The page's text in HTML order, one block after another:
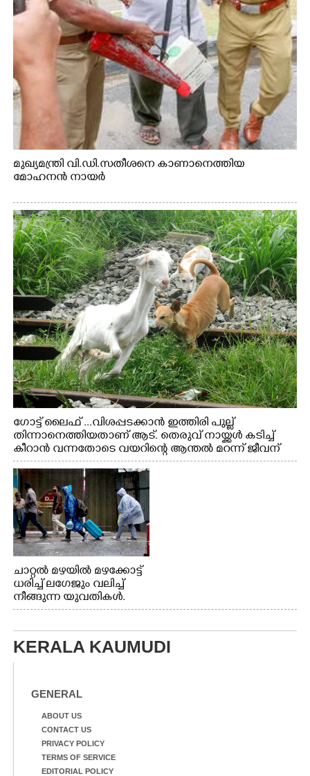
മുഖ്യമന്ത്രി വി.ഡി.സതീശനെ കാണാനെത്തിയ
മോഹനൻ നായർ
ഗോട്ട് ലൈഫ് ...വിശപ്പടക്കാൻ ഇത്തിരി പുല്ല്
തിന്നാനെത്തിയതാണ് ആട്. തെരുവ് നായ്ക്കൾ കടിച്ച്
കീറാൻ വന്നതോടെ വയറിന്റെ ആന്തൽ മറന്ന് ജീവന്
വേണ്ടിയായി ഓട്ടം. എറണാകുളം വാത്തുരുത്തിയിൽ
നിന്നുള്ള കാഴ്ച
ചാറ്റൽ മഴയിൽ മഴക്കോട്ട്
ധരിച്ച് ലഗേജും വലിച്ച്
നീങ്ങുന്ന യുവതികൾ.
എറണാകുളം മേനകയിൽ
KERALA KAUMUDI
GENERAL
ABOUT US
CONTACT US
PRIVACY POLICY
TERMS OF SERVICE
EDITORIAL POLICY